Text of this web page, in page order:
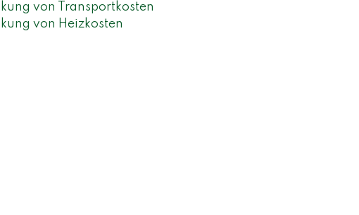
von Transportkosten
von Heizkosten